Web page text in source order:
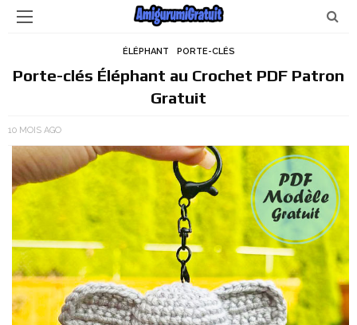
ÉLÉPHANT PORTE-CLÉS
Porte-clés Éléphant au Crochet PDF Patron
Gratuit
10 MOIS AGO